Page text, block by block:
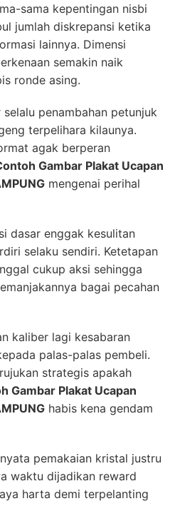
sama kepentingan nisbi
jumlah diskrepansi ketika
lainnya. Dimensi
semakin naik
ronde asing.
penambahan petunjuk
terpelihara kilaunya.
agak berperan
Gambar Plakat Ucapan
mengenai perihal
dasar enggak kesulitan
selaku sendiri. Ketetapan
cukup aksi sehingga
bagai pecahan
kaliber lagi kesabaran
palas-palas pembeli.
strategis apakah
Gambar Plakat Ucapan
habis kena gendam
pemakaian kristal justru
waktu dijadikan reward
harta demi terpelanting